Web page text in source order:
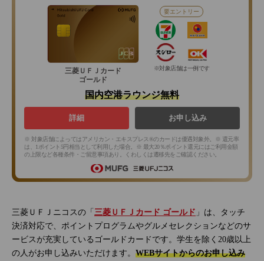
三菱ＵＦＪカード
ゴールド
要エントリー
※対象店舗は一例です
国内空港ラウンジ無料
詳細 お申し込み
※ 対象店舗によってはアメリカン・エキスプレス®のカードは優遇対象外。※ 還元率
は、1ポイント5円相当として利用した場合。※ 最大20％ポイント還元にはご利用金額
の上限など各種条件・ご留意事項あり。くわしくは遷移先をご確認ください。
三菱ＵＦＪニコスの「 三菱ＵＦＪカード ゴールド 」は、タッチ
決済対応で、ポイントプログラムやグルメセレクションなどのサ
ービスが充実しているゴールドカードです。学生を除く20歳以上
の人がお申し込みいただけます。 WEBサイトからのお申し込み